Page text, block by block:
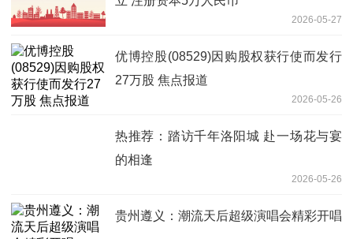
2026-05-27
优博控股(08529)因购股权获行使而发行
27万股 焦点报道
2026-05-26
热推荐：踏访千年洛阳城 赴一场花与宴
的相逢
2026-05-26
贵州遵义：潮流天后超级演唱会精彩开唱